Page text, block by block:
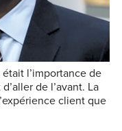
l’importance de
de l’avant. La
client que